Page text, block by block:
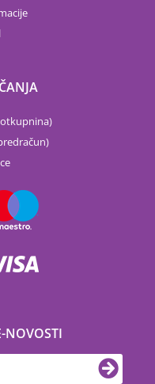
NOVOSTI